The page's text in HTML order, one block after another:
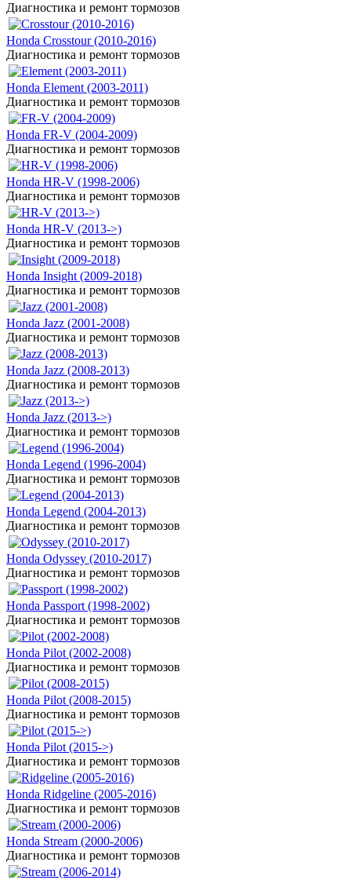
Диагностика и ремонт тормозов
Honda Crosstour (2010-2016)
Диагностика и ремонт тормозов
Honda Element (2003-2011)
Диагностика и ремонт тормозов
Honda FR-V (2004-2009)
Диагностика и ремонт тормозов
Honda HR-V (1998-2006)
Диагностика и ремонт тормозов
Honda HR-V (2013->)
Диагностика и ремонт тормозов
Honda Insight (2009-2018)
Диагностика и ремонт тормозов
Honda Jazz (2001-2008)
Диагностика и ремонт тормозов
Honda Jazz (2008-2013)
Диагностика и ремонт тормозов
Honda Jazz (2013->)
Диагностика и ремонт тормозов
Honda Legend (1996-2004)
Диагностика и ремонт тормозов
Honda Legend (2004-2013)
Диагностика и ремонт тормозов
Honda Odyssey (2010-2017)
Диагностика и ремонт тормозов
Honda Passport (1998-2002)
Диагностика и ремонт тормозов
Honda Pilot (2002-2008)
Диагностика и ремонт тормозов
Honda Pilot (2008-2015)
Диагностика и ремонт тормозов
Honda Pilot (2015->)
Диагностика и ремонт тормозов
Honda Ridgeline (2005-2016)
Диагностика и ремонт тормозов
Honda Stream (2000-2006)
Диагностика и ремонт тормозов